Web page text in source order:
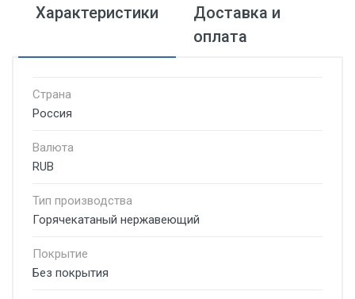
Характеристики
Доставка и
оплата
Страна
Россия
Валюта
RUB
Тип производства
Горячекатаный нержавеющий
Покрытие
Без покрытия